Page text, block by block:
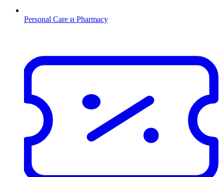
Personal Care и Pharmacy